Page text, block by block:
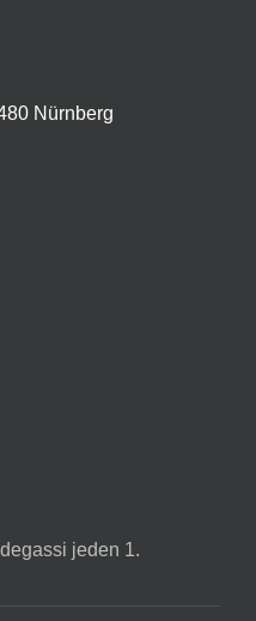
Nürnberg
jeden 1.